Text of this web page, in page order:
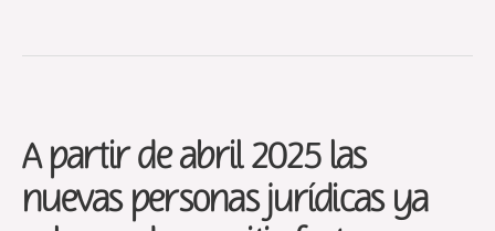
de
Mipymes
A partir de abril 2025 las
nuevas personas jurídicas ya